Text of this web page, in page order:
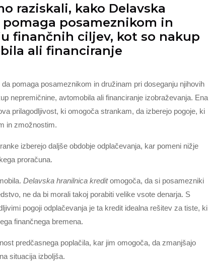
raziskali, kako Delavska
posameznikom in
finančnih ciljev, kot so nakup
ali financiranje
pomaga posameznikom in družinam pri doseganju njihovih
nepremičnine, avtomobila ali financiranje izobraževanja. Ena
prilagodljivost, ki omogoča strankam, da izberejo pogoje, ki
in zmožnostim.
izberejo daljše obdobje odplačevanja, kar pomeni nižje
proračuna.
Delavska hranilnica kreditomogoča, da si posamezniki
ne da bi morali takoj porabiti velike vsote denarja. S
pogoji odplačevanja je ta kredit idealna rešitev za tiste, ki
finančnega bremena.
predčasnega poplačila, kar jim omogoča, da zmanjšajo
situacija izboljša.